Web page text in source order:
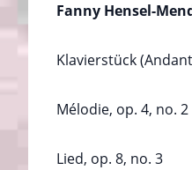
Fanny Hensel-
Klavierstück
Mélodie, op. 4, no. 2
Lied, op. 8, no. 3